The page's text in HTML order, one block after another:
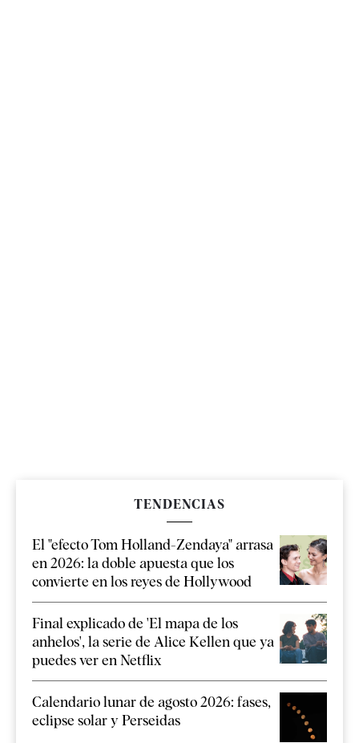
TENDENCIAS
El "efecto Tom Holland-Zendaya" arrasa
en 2026: la doble apuesta que los
convierte en los reyes de Hollywood
Final explicado de 'El mapa de los
anhelos', la serie de Alice Kellen que ya
puedes ver en Netflix
Calendario lunar de agosto 2026: fases,
eclipse solar y Perseidas